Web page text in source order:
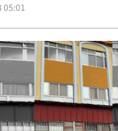
在圖利罪陰影下渡過。對
05:01